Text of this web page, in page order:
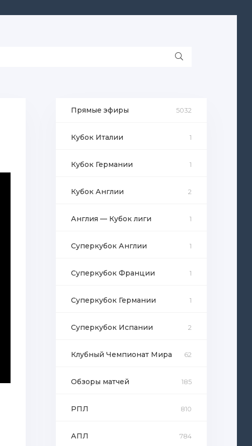
Прямые эфиры 5032
Кубок Италии 1
Кубок Германии 1
Кубок Англии 2
Англия — Кубок лиги 1
Суперкубок Англии 1
Суперкубок Франции 1
Суперкубок Германии 1
Суперкубок Испании 2
Клубный Чемпионат Мира 62
Обзоры матчей 185
РПЛ 810
АПЛ 784